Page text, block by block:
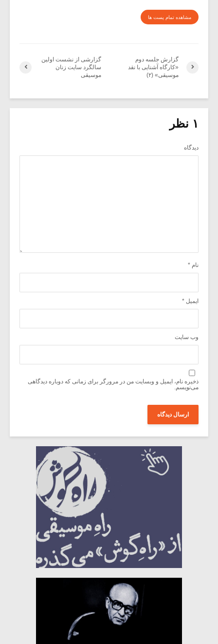
مشاهده تمام پست ها
گزارشی از نشست اولین
سالگرد سایت زنان
موسیقی
گزارش جلسه دوم
«کارگاه آشنایی با نقد
موسیقی» (۲)
۱ نظر
دیدگاه
نام *
ایمیل *
وب‌ سایت
ذخیره نام، ایمیل و وبسایت من در مرورگر برای زمانی که دوباره دیدگاهی
می‌نویسم.